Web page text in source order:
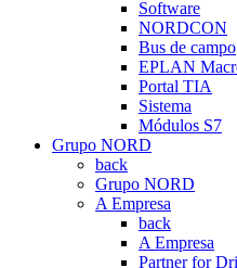
Software
NORDCON
Bus de campo
EPLAN
Portal TIA
Sistema
Módulos S7
Grupo NORD
back
Grupo NORD
A Empresa
back
A Empresa
Partner for